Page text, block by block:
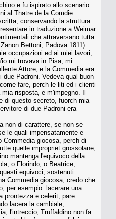
e fu ispirato allo scenario
al Thatre de la Comdie
conservando la struttura
in traduzione a Weimar
che attraversano tutta
Bettoni, Padova 1811):
occupazioni ed ai miei lavori,
mi trovava in Pisa, mi
Attore, e la Commedia era
Padroni. Vedeva qual buon
fare, perch le liti ed i clienti
risposta, e m'impegno. Il
di questo secreto, fuorch mia
di due Padroni era
non di carattere, se non se
le quali impensatamente e
giocosa, perch di
quelle impropriet grossolane,
mantenga l'equivoco della
o Florindo, o Beatrice,
equivoci, sostenuti
Commedia giocosa, credo che
per esempio: lacerare una
prontezza e celerit, pare
lacera la cambiale;
l'intreccio, Truffaldino non fa